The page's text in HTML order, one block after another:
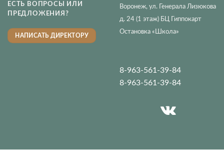
ЕСТЬ ВОПРОСЫ ИЛИ
ПРЕДЛОЖЕНИЯ?
НАПИСАТЬ ДИРЕКТОРУ
Воронеж, ул. Генерала Лизюкова
д. 24 (1 этаж) БЦ Гиппокарт
Остановка «Школа»
8-963-561-39-84
8-963-561-39-84